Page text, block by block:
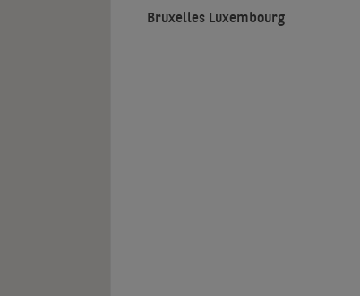
Bruxelles Luxembourg